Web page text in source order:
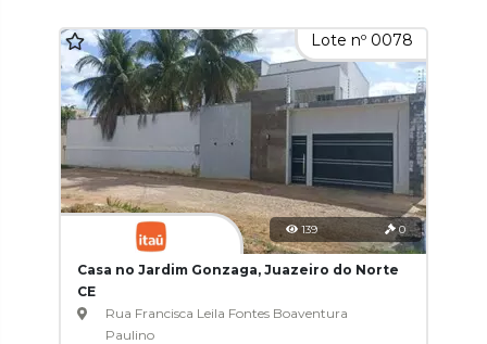
Lote nº 0078
139 0
Casa no Jardim Gonzaga, Juazeiro do Norte
CE
Rua Francisca Leila Fontes Boaventura
Paulino